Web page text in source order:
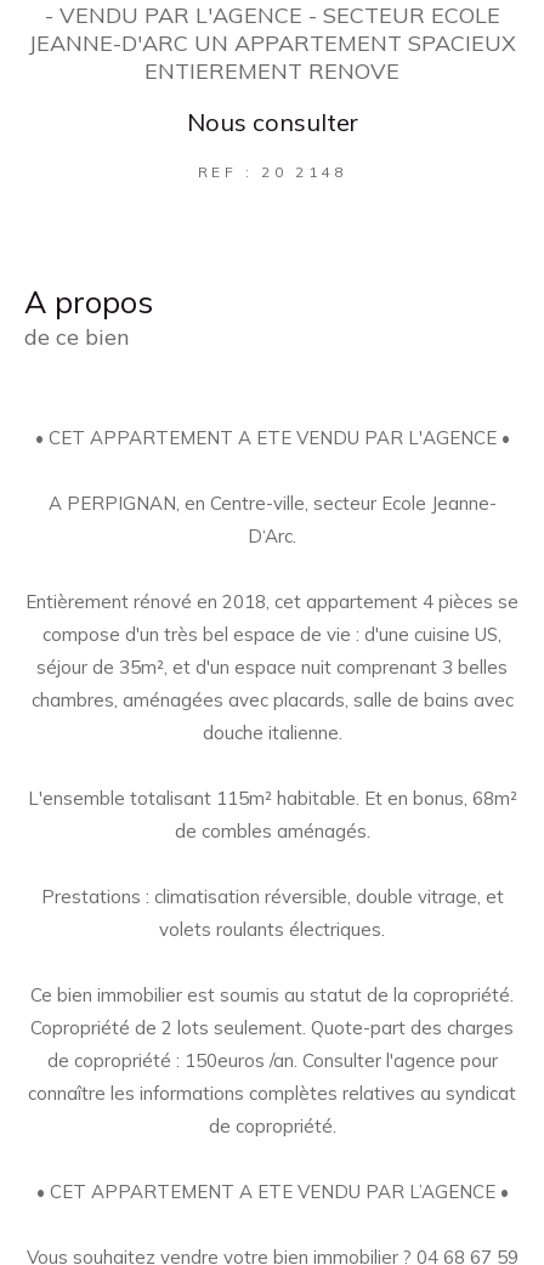
- VENDU PAR L'AGENCE - SECTEUR ECOLE
JEANNE-D'ARC UN APPARTEMENT SPACIEUX
ENTIEREMENT RENOVE
Nous consulter
REF : 20 2148
a propos
de ce bien
• CET APPARTEMENT A ETE VENDU PAR L'AGENCE •
A PERPIGNAN, en Centre-ville, secteur Ecole Jeanne-
D‘Arc.
Entièrement rénové en 2018, cet appartement 4 pièces se
compose d'un très bel espace de vie : d'une cuisine US,
séjour de 35m², et d'un espace nuit comprenant 3 belles
chambres, aménagées avec placards, salle de bains avec
douche italienne.
L'ensemble totalisant 115m² habitable. Et en bonus, 68m²
de combles aménagés.
Prestations : climatisation réversible, double vitrage, et
volets roulants électriques.
Ce bien immobilier est soumis au statut de la copropriété.
Copropriété de 2 lots seulement. Quote-part des charges
de copropriété : 150euros /an. Consulter l'agence pour
connaître les informations complètes relatives au syndicat
de copropriété.
• CET APPARTEMENT A ETE VENDU PAR L’AGENCE •
Vous souhaitez vendre votre bien immobilier ? 04 68 67 59